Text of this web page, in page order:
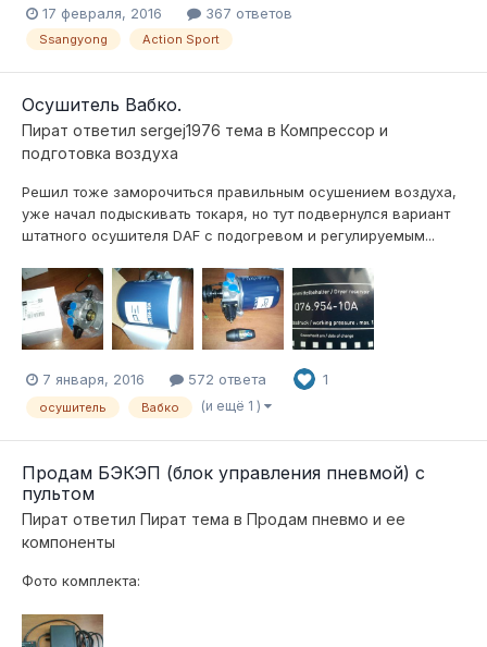
17 февраля, 2016 367 ответов
Ssangyong Action Sport
Осушитель Вабко.
Пират ответил sergej1976 тема в Компресcор и
подготовка воздуха
Решил тоже заморочиться правильным осушением воздуха,
уже начал подыскивать токаря, но тут подвернулся вариант
штатного осушителя DAF с подогревом и регулируемым...
7 января, 2016 572 ответа 1
осушитель Вабко (и ещё 1 )
Продам БЭКЭП (блок управления пневмой) с
пультом
Пират ответил Пират тема в Продам пневмо и ее
компоненты
Фото комплекта: